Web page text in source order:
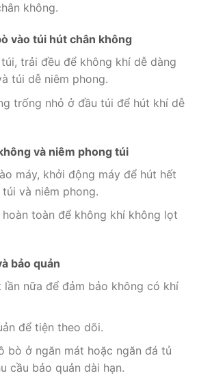
không.
vào túi hút chân không
trải đều để không khí dễ dàng
túi dễ niêm phong.
trống nhỏ ở đầu túi để hút khí dễ
và niêm phong túi
máy, khởi động máy để hút hết
và niêm phong.
toàn để không khí không lọt
bảo quản
nữa để đảm bảo không có khí
để tiện theo dõi.
bò ở ngăn mát hoặc ngăn đá tủ
cầu bảo quản dài hạn.